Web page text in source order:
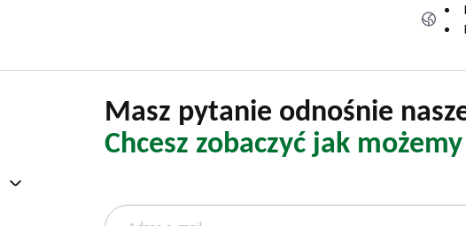
Masz pytanie odnośnie
Chcesz zobaczyć jak